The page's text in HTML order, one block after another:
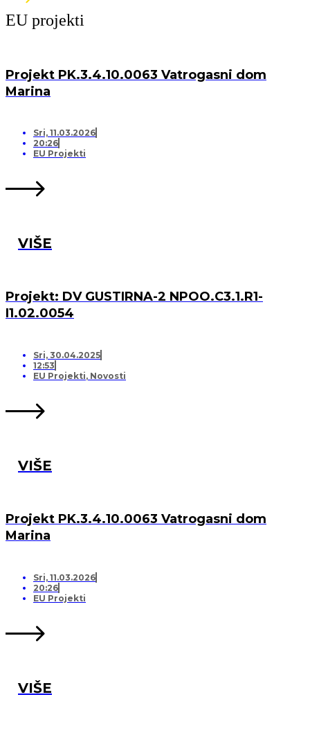
EU projekti
Projekt PK.3.4.10.0063 Vatrogasni dom
Marina
Sri, 11.03.2026
20:26
EU Projekti
VIŠE
Projekt: DV GUSTIRNA-2 NPOO.C3.1.R1-
I1.02.0054
Sri, 30.04.2025
12:53
EU Projekti, Novosti
VIŠE
Projekt PK.3.4.10.0063 Vatrogasni dom
Marina
Sri, 11.03.2026
20:26
EU Projekti
VIŠE